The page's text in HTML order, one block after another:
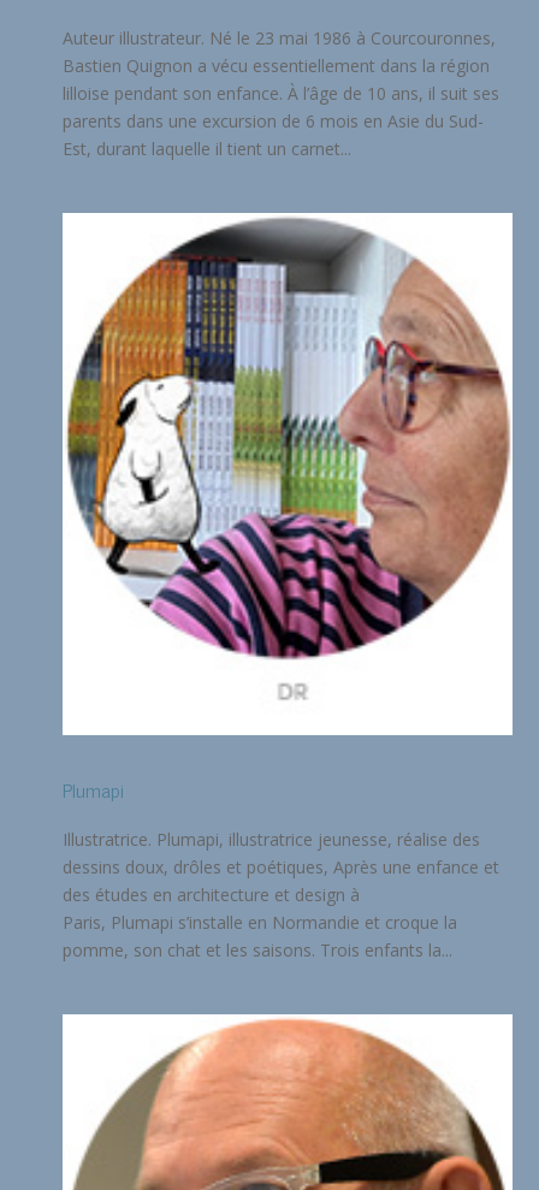
Auteur illustrateur. Né le 23 mai 1986 à Courcouronnes,
Bastien Quignon a vécu essentiellement dans la région
lilloise pendant son enfance. À l’âge de 10 ans, il suit ses
parents dans une excursion de 6 mois en Asie du Sud-
Est, durant laquelle il tient un carnet...
Plumapi
Illustratrice. Plumapi, illustratrice jeunesse, réalise des
dessins doux, drôles et poétiques, Après une enfance et
des études en architecture et design à
Paris, Plumapi s’installe en Normandie et croque la
pomme, son chat et les saisons. Trois enfants la...